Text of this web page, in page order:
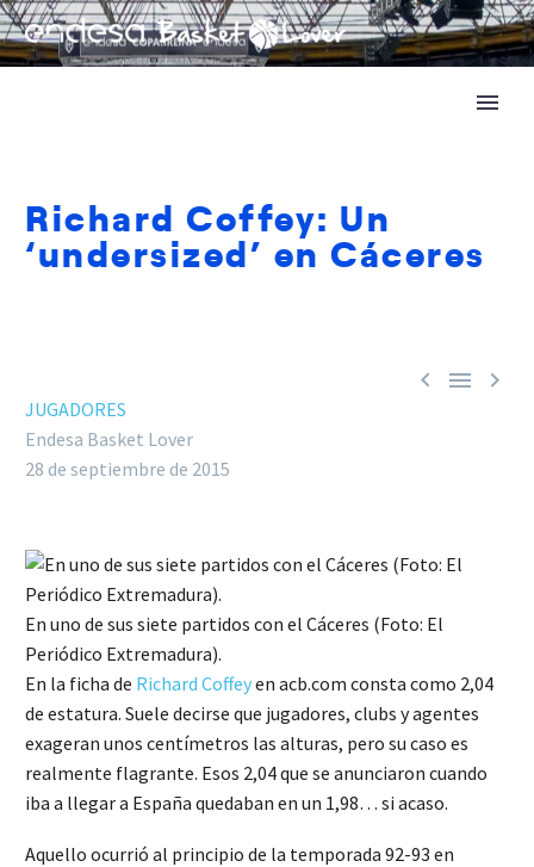
Richard Coffey: Un
‘undersized’ en Cáceres
  
JUGADORES
Endesa Basket Lover
28 de septiembre de 2015
En uno de sus siete partidos con el Cáceres (Foto: El
Periódico Extremadura).
En la ficha de Richard Coffeyen acb.com consta como 2,04
de estatura. Suele decirse que jugadores, clubs y agentes
exageran unos centímetros las alturas, pero su caso es
realmente flagrante. Esos 2,04 que se anunciaron cuando
iba a llegar a España quedaban en un 1,98… si acaso.
Aquello ocurrió al principio de la temporada 92-93 en